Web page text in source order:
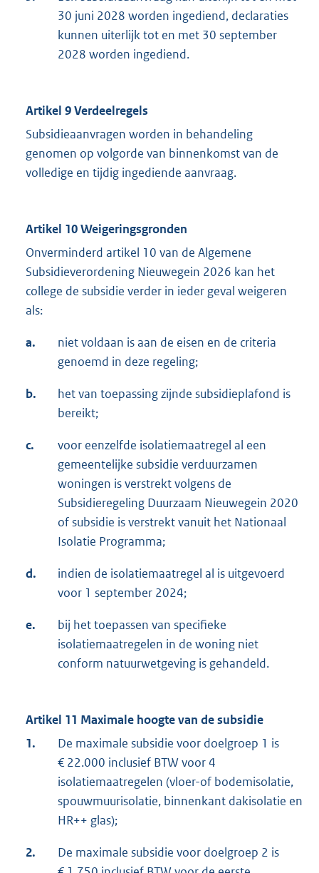
30 juni 2028 worden ingediend, declaraties
kunnen uiterlijk tot en met 30 september
2028 worden ingediend.
Artikel 9 Verdeelregels
Subsidieaanvragen worden in behandeling
genomen op volgorde van binnenkomst van de
volledige en tijdig ingediende aanvraag.
Artikel 10 Weigeringsgronden
Onverminderd artikel 10 van de Algemene
Subsidieverordening Nieuwegein 2026 kan het
college de subsidie verder in ieder geval weigeren
als:
a.
niet voldaan is aan de eisen en de criteria
genoemd in deze regeling;
b.
het van toepassing zijnde subsidieplafond is
bereikt;
c.
voor eenzelfde isolatiemaatregel al een
gemeentelijke subsidie verduurzamen
woningen is verstrekt volgens de
Subsidieregeling Duurzaam Nieuwegein 2020
of subsidie is verstrekt vanuit het Nationaal
Isolatie Programma;
d.
indien de isolatiemaatregel al is uitgevoerd
voor 1 september 2024;
e.
bij het toepassen van specifieke
isolatiemaatregelen in de woning niet
conform natuurwetgeving is gehandeld.
Artikel 11 Maximale hoogte van de subsidie
1.
De maximale subsidie voor doelgroep 1 is
€ 22.000 inclusief BTW voor 4
isolatiemaatregelen (vloer-of bodemisolatie,
spouwmuurisolatie, binnenkant dakisolatie en
HR++ glas);
2.
De maximale subsidie voor doelgroep 2 is